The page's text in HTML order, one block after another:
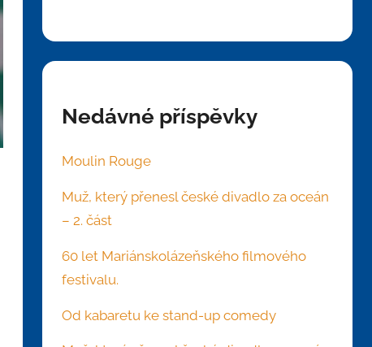
Nedávné příspěvky
Moulin Rouge
Muž, který přenesl české divadlo za oceán
– 2. část
60 let Mariánskolázeňského filmového
festivalu.
Od kabaretu ke stand-up comedy